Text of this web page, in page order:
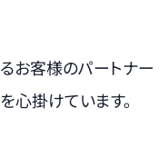
お客様のパートナー
心掛けています。